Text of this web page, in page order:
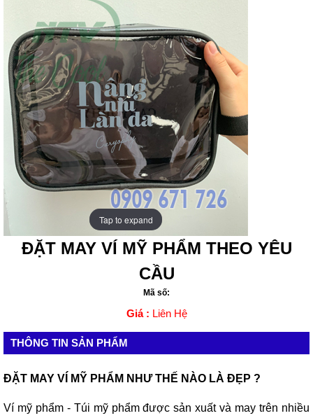
Tap to expand
Tap to expand
ĐẶT MAY VÍ MỸ PHẨM THEO YÊU
CẦU
Mã số:
Giá : Liên Hệ
THÔNG TIN SẢN PHẨM
ĐẶT MAY VÍ MỸ PHẨM NHƯ THẾ NÀO LÀ ĐẸP ?
Ví mỹ phẩm - Túi mỹ phẩm được sản xuất và may trên nhiều